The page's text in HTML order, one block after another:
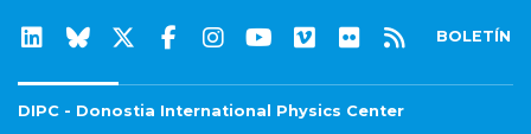
BOLETÍN
DIPC - Donostia International Physics Center